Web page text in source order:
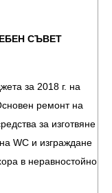
СЪВЕТ
за 2018 г. на
ремонт на
за изготвяне
WC и изграждане
в неравностойно